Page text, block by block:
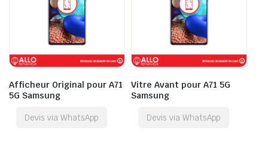
Afficheur Original pour A71
5G Samsung
Devis via WhatsApp
Vitre Avant pour A71 5G
Samsung
Devis via WhatsApp